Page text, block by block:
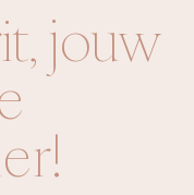
jouw